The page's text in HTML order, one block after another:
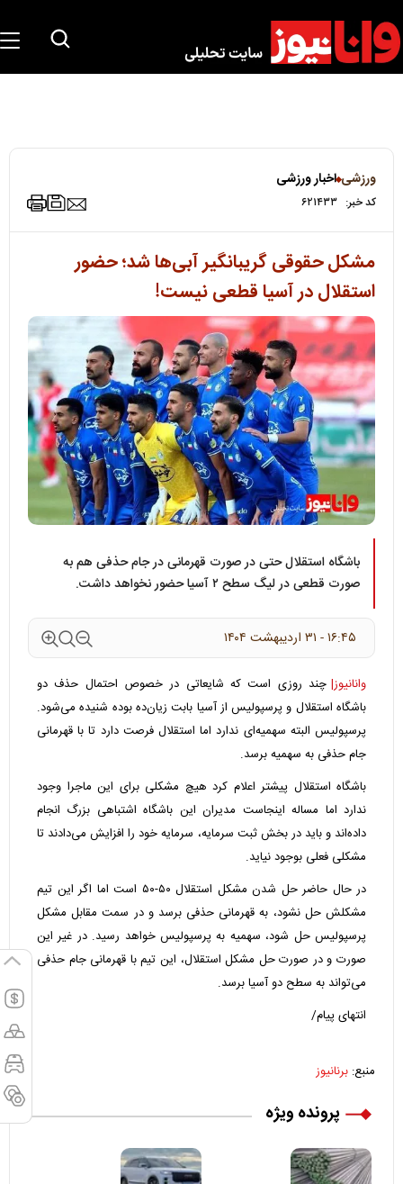
ورزشی اخبار ورزشی
کد خبر: ۶۲۱۴۳۳
مشکل حقوقی گریبانگیر آبی‌ها شد؛ حضور
استقلال در آسیا قطعی نیست!
باشگاه استقلال حتی در صورت قهرمانی در جام حذفی هم به
صورت قطعی در لیگ سطح ۲ آسیا حضور نخواهد داشت.
۱۶:۴۵ - ۳۱ ارديبهشت ۱۴۰۴
وانانیوز| چند روزی است که شایعاتی در خصوص احتمال حذف دو
باشگاه استقلال و پرسپولیس از آسیا بابت زیان‌ده بوده شنیده می‌شود.
پرسپولیس البته سهمیه‌ای ندارد اما استقلال فرصت دارد تا با قهرمانی
جام حذفی به سهمیه برسد.
باشگاه استقلال پیشتر اعلام کرد هیچ مشکلی برای این ماجرا وجود
ندارد اما مساله اینجاست مدیران این باشگاه اشتباهی بزرگ انجام
داده‌اند و باید در بخش ثبت سرمایه، سرمایه خود را افزایش می‌دادند تا
مشکلی فعلی بوجود نیاید.
در حال حاضر حل شدن مشکل استقلال ۵۰-۵۰ است اما اگر این تیم
مشکلش حل نشود، به قهرمانی حذفی برسد و در سمت مقابل مشکل
پرسپولیس حل شود، سهمیه به پرسپولیس خواهد رسید. در غیر این
صورت و در صورت حل مشکل استقلال، این تیم با قهرمانی جام حذفی
می‌تواند به سطح دو آسیا برسد.
انتهای پیام/
منبع: برنانیوز
پرونده ویژه